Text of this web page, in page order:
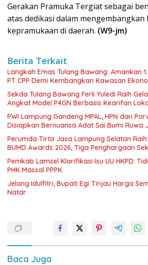
Gerakan Pramuka Tergiat sebagai
atas dedikasi dalam mengembangkan
kepramukaan di daerah. (W9-jm)
Berita Terkait
Langkah Emas Tulang Bawang: Amankan
PT CPP Demi Kembangkan Kawasan
Sekda Tulang Bawang Ferli Yuledi Raih
Angkat Model P4GN Berbasis Kearifan
PWI Lampung Gandeng MPAL, HPN dan
Disiapkan Bernuansa Adat Sai Bumi Ruwa
Perumda Tirta Jasa Lampung Selatan Raih
BUMD Awards 2026, Tiga Penghargaan
Pemkab Lamsel Klarifikasi Isu UU HKPD:
PHK Massal PPPK
Jelang Idulfitri, Bupati Egi Tinjau Harga
Natar
Baca Juga